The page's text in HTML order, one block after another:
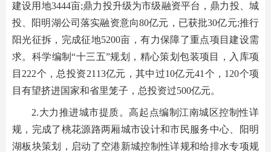
建设用地3444亩;鼎力投升级为市级融资平台，鼎力投、城
投、阳明湖公司落实融资意向80亿元，已获批30亿元;推行
阳光征拆，完成征地5200亩，有力保障了重点项目建设需
求。科学编制“十三五”规划，精心策划包装项目，入库项
目222个，总投资2113亿元，其中过10亿元41个，120个项
目有望挤进国家和省里笼子，总投资过500亿元。
2.大力推进城市提质。高起点编制江南城区控制性详
规，完成了桃花源路两厢城市设计和市民服务中心、阳明
湖板块策划，启动了空港新城控制性详规和给排水专项规